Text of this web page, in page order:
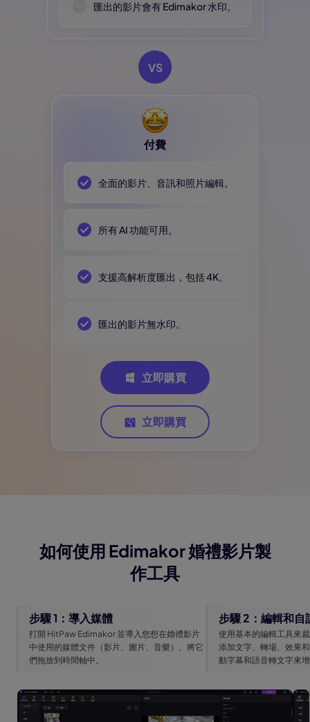
匯出的影片會有 Edimakor 水印。
VS
付費
全面的影片、音訊和照片編輯。
所有 AI 功能可用。
支援高解析度匯出，包括 4K。
匯出的影片無水印。
立即購買
立即購買
如何使用 Edimakor 婚禮影片製
作工具
步驟 1：導入媒體
打開 HitPaw Edimakor 並導入您想在婚禮影片
中使用的媒體文件（影片、圖片、音樂）。將它
們拖放到時間軸中。
步驟 2：編輯和自
使用基本的編輯工具來
添加文字、轉場、效果
動字幕和語音轉文字來